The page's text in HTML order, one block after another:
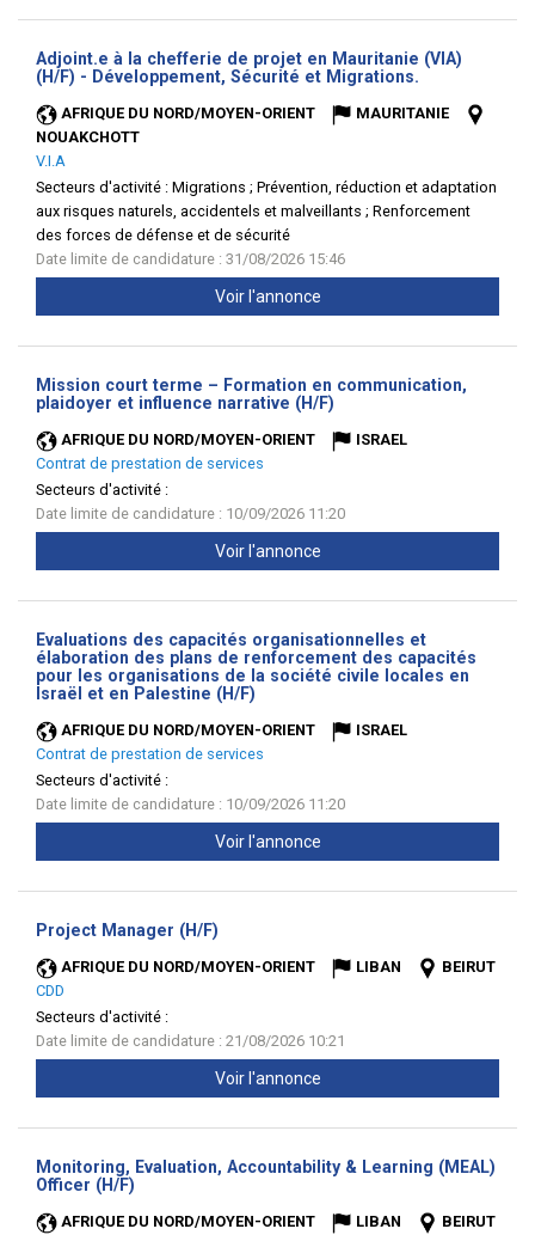
Adjoint.e à la chefferie de projet en Mauritanie (VIA)
(H/F) - Développement, Sécurité et Migrations.
AFRIQUE DU NORD/MOYEN-ORIENT
MAURITANIE
NOUAKCHOTT
V.I.A
Secteurs d'activité : Migrations ; Prévention, réduction et adaptation
aux risques naturels, accidentels et malveillants ; Renforcement
des forces de défense et de sécurité
Date limite de candidature : 31/08/2026 15:46
Voir l'annonce
Mission court terme – Formation en communication,
plaidoyer et influence narrative (H/F)
AFRIQUE DU NORD/MOYEN-ORIENT
ISRAEL
Contrat de prestation de services
Secteurs d'activité :
Date limite de candidature : 10/09/2026 11:20
Voir l'annonce
Evaluations des capacités organisationnelles et
élaboration des plans de renforcement des capacités
pour les organisations de la société civile locales en
Israël et en Palestine (H/F)
AFRIQUE DU NORD/MOYEN-ORIENT
ISRAEL
Contrat de prestation de services
Secteurs d'activité :
Date limite de candidature : 10/09/2026 11:20
Voir l'annonce
Project Manager (H/F)
AFRIQUE DU NORD/MOYEN-ORIENT LIBAN
BEIRUT
CDD
Secteurs d'activité :
Date limite de candidature : 21/08/2026 10:21
Voir l'annonce
Monitoring, Evaluation, Accountability & Learning (MEAL)
Officer (H/F)
AFRIQUE DU NORD/MOYEN-ORIENT LIBAN
BEIRUT